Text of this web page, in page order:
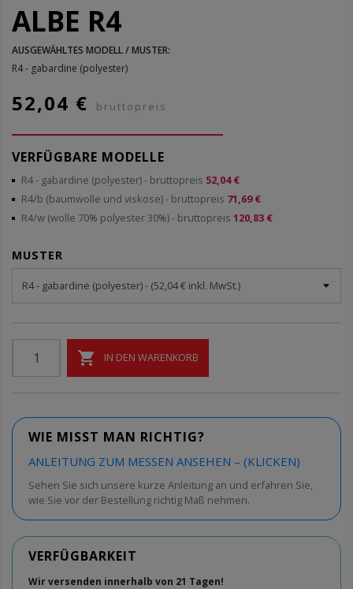
ALBE R4
AUSGEWÄHLTES MODELL / MUSTER:
R4 - gabardine (polyester)
52,04 € bruttopreis
VERFÜGBARE MODELLE
R4 - gabardine (polyester)- bruttopreis 52,04 €
R4/b (baumwolle und viskose)- bruttopreis 71,69 €
R4/w (wolle 70% polyester 30%)- bruttopreis 120,83 €
MUSTER
 IN DEN WARENKORB
WIE MISST MAN RICHTIG?
ANLEITUNG ZUM MESSEN ANSEHEN – (KLICKEN)
Sehen Sie sich unsere kurze Anleitung an und erfahren Sie,
wie Sie vor der Bestellung richtig Maß nehmen.
VERFÜGBARKEIT
Wir versenden innerhalb von 21 Tagen!